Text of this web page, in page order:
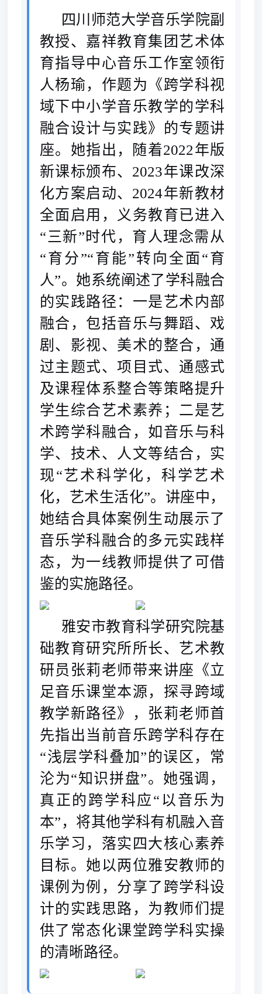
四川师范大学音乐学院副
教授、嘉祥教育集团艺术体
育指导中心音乐工作室领衔
人杨瑜，作题为《跨学科视
域下中小学音乐教学的学科
融合设计与实践》的专题讲
座。她指出，随着2022年版
新课标颁布、2023年课改深
化方案启动、2024年新教材
全面启用，义务教育已进入
“三新”时代，育人理念需从
“育分”“育能”转向全面“育
人”。她系统阐述了学科融合
的实践路径：一是艺术内部
融合，包括音乐与舞蹈、戏
剧、影视、美术的整合，通
过主题式、项目式、通感式
及课程体系整合等策略提升
学生综合艺术素养；二是艺
术跨学科融合，如音乐与科
学、技术、人文等结合，实
现“艺术科学化，科学艺术
化，艺术生活化”。讲座中，
她结合具体案例生动展示了
音乐学科融合的多元实践样
态，为一线教师提供了可借
鉴的实施路径。
雅安市教育科学研究院基
础教育研究所所长、艺术教
研员张莉老师带来讲座《立
足音乐课堂本源，探寻跨域
教学新路径》，张莉老师首
先指出当前音乐跨学科存在
“浅层学科叠加”的误区，常
沦为“知识拼盘”。她强调，
真正的跨学科应“以音乐为
本”，将其他学科有机融入音
乐学习，落实四大核心素养
目标。她以两位雅安教师的
课例为例，分享了跨学科设
计的实践思路，为教师们提
供了常态化课堂跨学科实操
的清晰路径。